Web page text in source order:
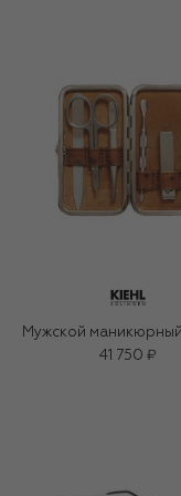
Мужской
41 750 ₽